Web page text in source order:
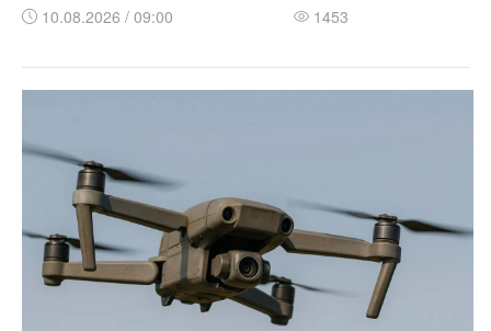
10.08.2026 / 09:00 1453